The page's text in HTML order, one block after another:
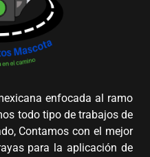
enfocada al ramo
todo tipo de trabajos de
Contamos con el mejor
para la aplicación de